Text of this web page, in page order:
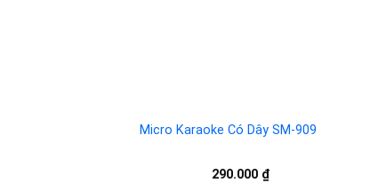
Micro Karaoke Có Dây SM-909
290.000 ₫